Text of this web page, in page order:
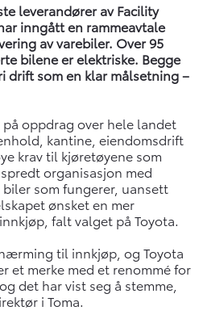
leverandører av Facility
inngått en rammeavtale
av varebiler. Over 95
bilene er elektriske. Begge
drift som en klar målsetning –
på oppdrag over hele landet
kantine, eiendomsdrift
krav til kjøretøyene som
organisasjon med
som fungerer, uansett
ønsket en mer
falt valget på Toyota.
til innkjøp, og Toyota
et merke med et renommé for
det har vist seg å stemme,
i Toma.